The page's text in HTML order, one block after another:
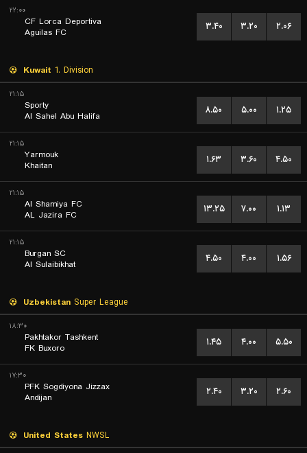
۲۲:۰۰
CF Lorca Deportiva
Aguilas FC
۳.۴۰ ۳.۲۰ ۲.۰۶
Kuwait 1. Division
۲۱:۱۵
Sporty
Al Sahel Abu Halifa
۸.۵۰ ۵.۰۰ ۱.۲۵
۲۱:۱۵
Yarmouk
Khaitan
۱.۶۳ ۳.۶۰ ۴.۵۰
۲۱:۱۵
Al Shamiya FC
AL Jazira FC
۱۳.۲۵ ۷.۰۰ ۱.۱۳
۲۱:۱۵
Burgan SC
Al Sulaibikhat
۴.۵۰ ۴.۰۰ ۱.۵۶
Uzbekistan Super League
۱۸:۳۰
Pakhtakor Tashkent
FK Buxoro
۱.۴۵ ۴.۰۰ ۵.۵۰
۱۷:۳۰
PFK Sogdiyona Jizzax
Andijan
۲.۴۰ ۳.۲۰ ۲.۶۰
United States NWSL